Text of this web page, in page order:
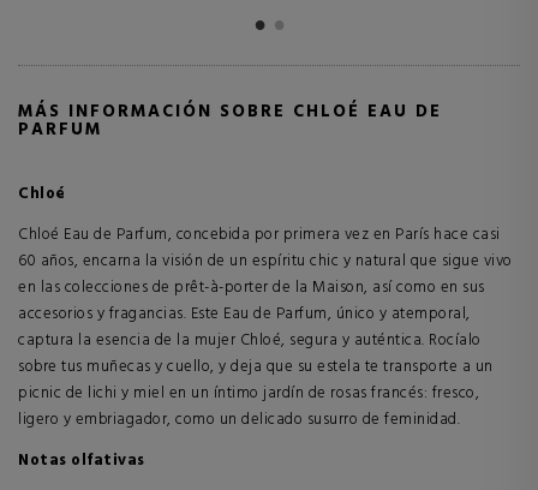
MÁS INFORMACIÓN SOBRE CHLOÉ EAU DE
PARFUM
Chloé
Chloé Eau de Parfum, concebida por primera vez en París hace casi
60 años, encarna la visión de un espíritu chic y natural que sigue vivo
en las colecciones de prêt-à-porter de la Maison, así como en sus
accesorios y fragancias. Este Eau de Parfum, único y atemporal,
captura la esencia de la mujer Chloé, segura y auténtica. Rocíalo
sobre tus muñecas y cuello, y deja que su estela te transporte a un
picnic de lichi y miel en un íntimo jardín de rosas francés: fresco,
ligero y embriagador, como un delicado susurro de feminidad.
Notas olfativas